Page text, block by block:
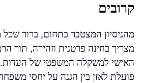
קרובים
מהניסיון המצטבר בתחום, ברור
מצריך בחינה פרטנית וזהירה, תוך
האישי למשקלה המשפטי של
פועלת לאזן בין הגנה על יחסי